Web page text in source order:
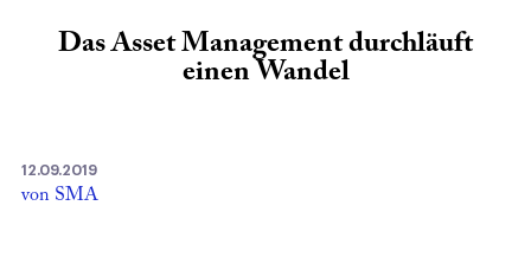
Das Asset Management durchläuft
einen Wandel
12.09.2019
von SMA